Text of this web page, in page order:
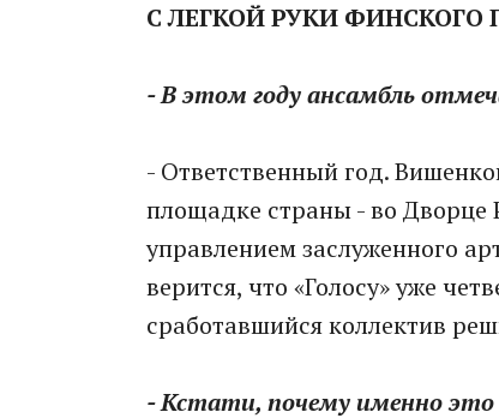
С ЛЕГКОЙ РУКИ ФИНСКОГО
- В этом году ансамбль
- Ответственный год.
площадке страны - во Дворце
управлением заслуженного
верится, что «Голосу» уже
сработавшийся коллектив
- Кстати, почему именно это